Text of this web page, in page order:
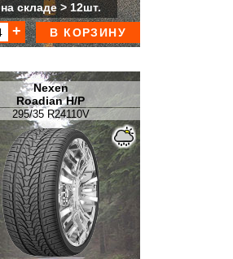
на складе > 12шт.
В КОРЗИНУ
Nexen
Roadian H/P
295/35 R24110V